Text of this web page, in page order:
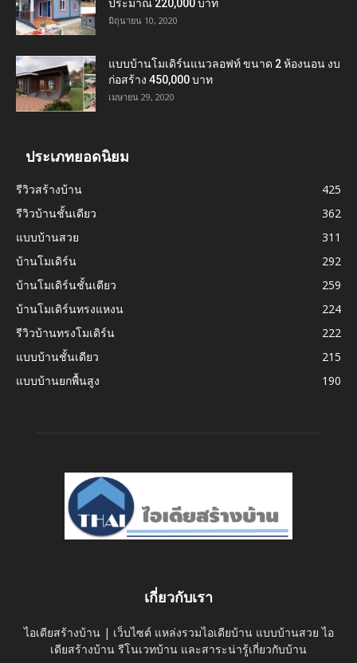
ประมาณ 220,000 บาท
มิถุนายน 10, 2020
แบบบ้านโมเดิร์นแนวลอฟท์ ขนาด 2 ห้องนอน งบ
ก่อสร้าง 450,000 บาท
เมษายน 29, 2020
ประเภทยอดนิยม
รีวิวสร้างบ้าน
425
รีวิวบ้านชั้นเดียว
362
แบบบ้านสวย
311
บ้านโมเดิร์น
292
บ้านโมเดิร์นชั้นเดียว
259
บ้านโมเดิร์นทรงแหงน
224
รีวิวบ้านทรงโมเดิร์น
222
แบบบ้านชั้นเดียว
215
แบบบ้านยกพื้นสูง
190
เกี่ยวกับเรา
ไอเดียสร้างบ้าน | เว็บไซต์ แหล่งรวมไอเดียบ้าน แบบบ้านสวย ไอ
เดียสร้างบ้าน รีโนเวทบ้าน และสาระน่ารู้เกี่ยวกับบ้าน